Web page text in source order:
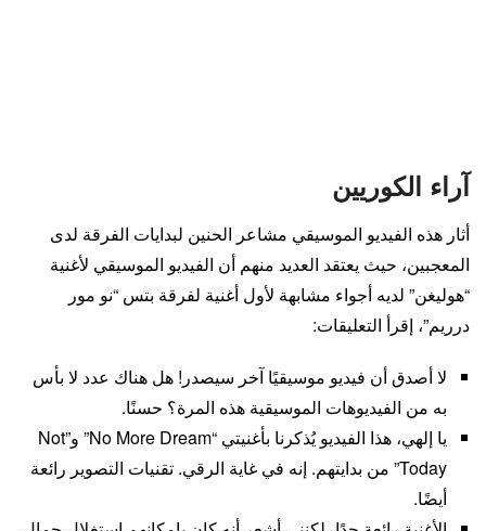
آراء الكوريين
أثار هذه الفيديو الموسيقي مشاعر الحنين لبدايات الفرقة لدى
المعجبين، حيث يعتقد العديد منهم أن الفيديو الموسيقي لأغنية
“هوليغن” لديه أجواء مشابهة لأول أغنية لفرقة بتس “نو مور
درريم”، إقرأ التعليقات:
لا أصدق أن فيديو موسيقيًا آخر سيصدر! هل هناك عدد لا بأس
به من الفيديوهات الموسيقية هذه المرة؟ حسنًا.
يا إلهي، هذا الفيديو يُذكرنا بأغنيتي “No More Dream” و”Not
Today” من بدايتهم. إنه في غاية الرقي. تقنيات التصوير رائعة
أيضًا.